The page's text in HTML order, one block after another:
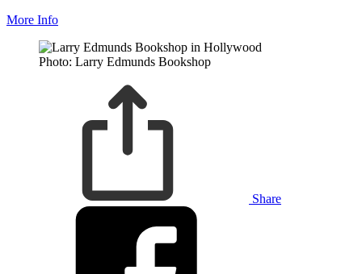
More Info
Photo: Larry Edmunds Bookshop
Share